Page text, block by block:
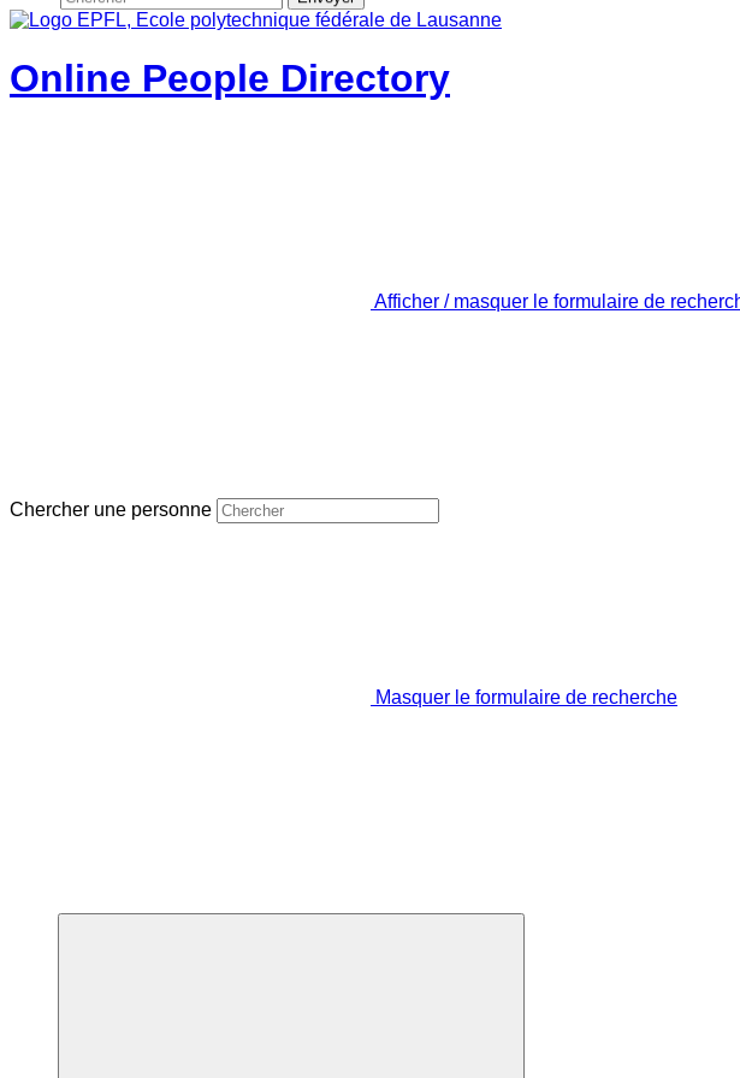
Online People Directory
Afficher / masquer le formulaire de
Chercher une personne
Masquer le formulaire de recherche